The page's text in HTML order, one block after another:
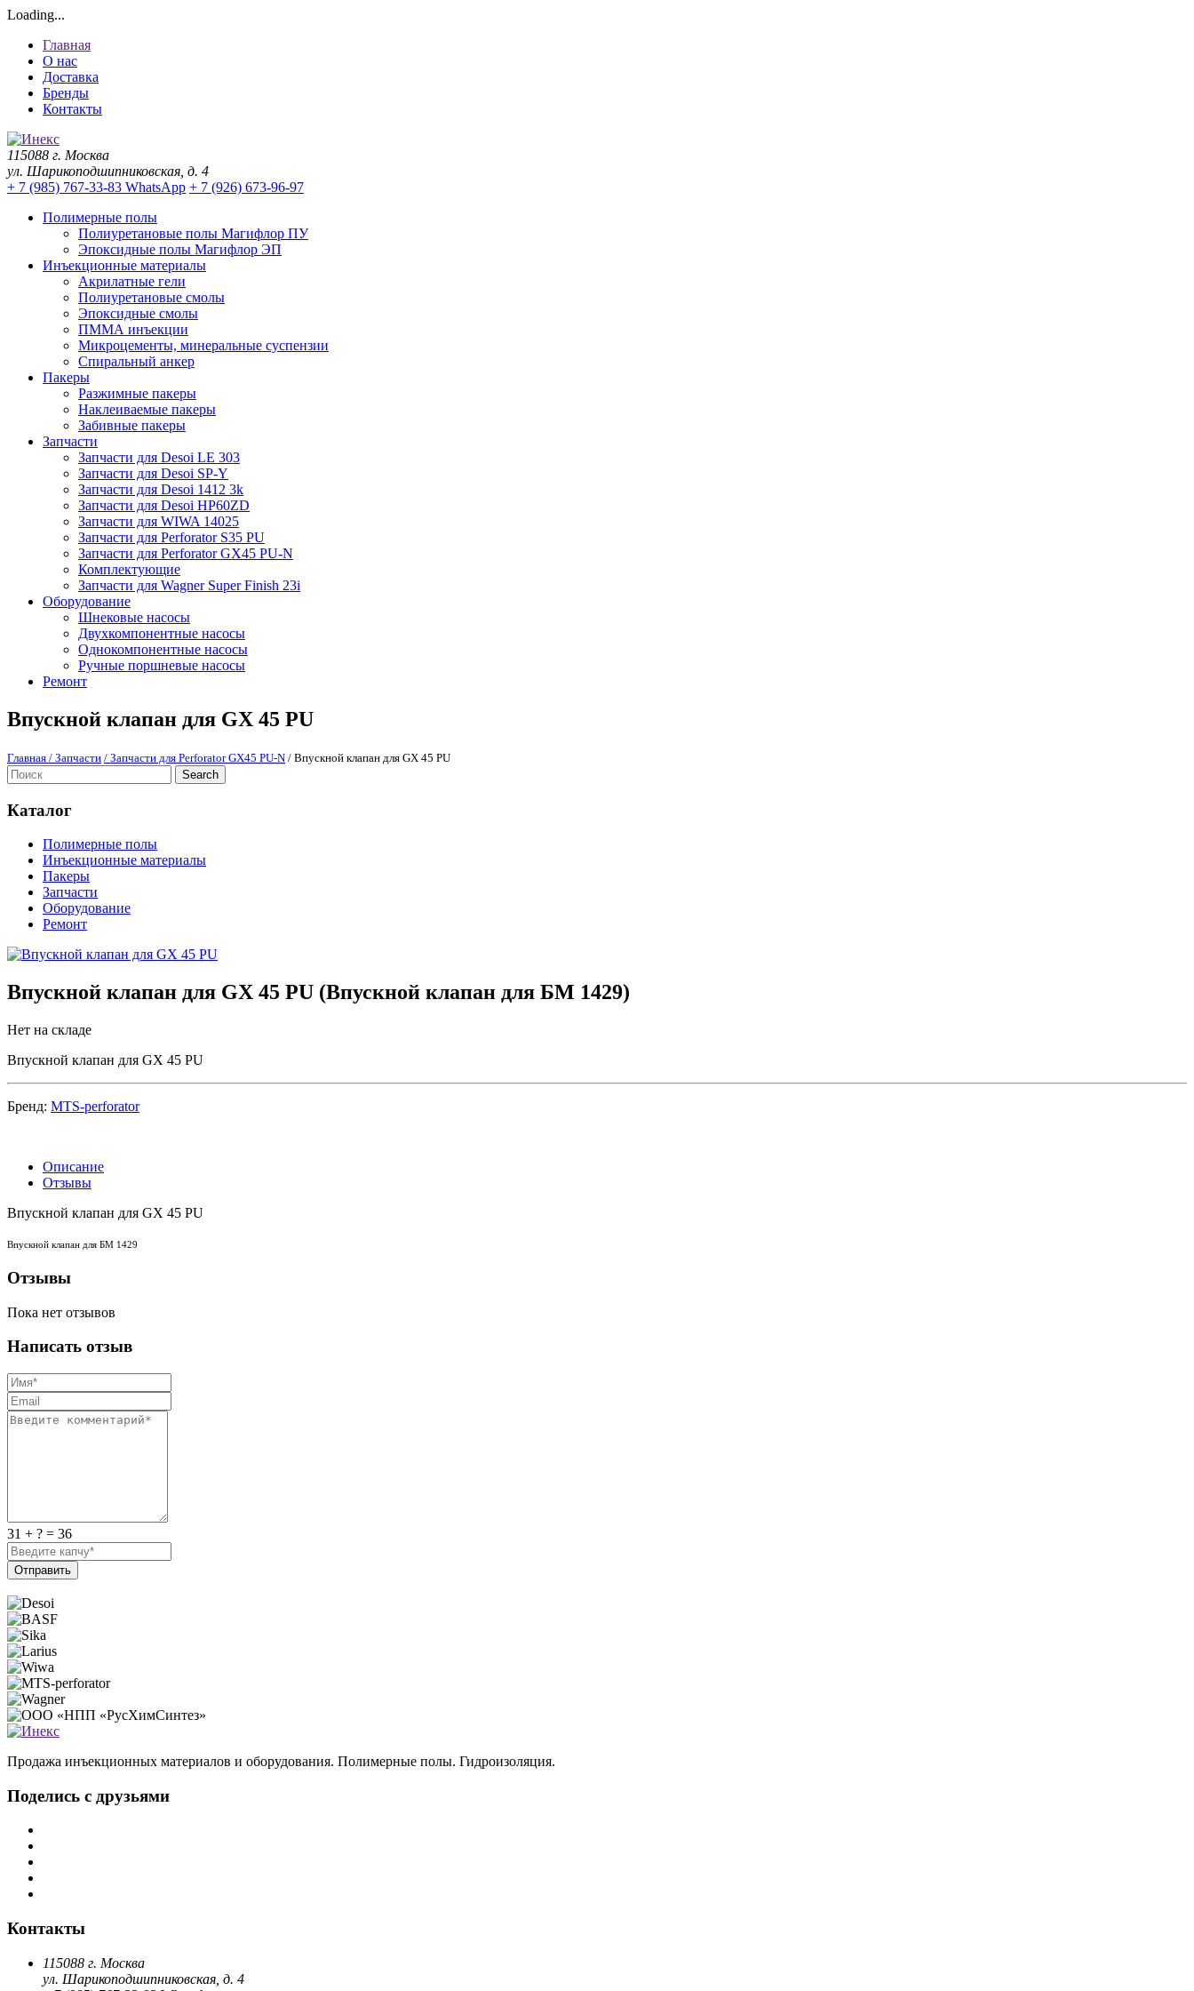
Loading...
Главная
О нас
Доставка
Бренды
Контакты
115088 г. Москва
ул. Шарикоподшипниковская, д. 4
+ 7 (985) 767-33-83 WhatsApp + 7 (926) 673-96-97
Полимерные полы
Полиуретановые полы Магифлор ПУ
Эпоксидные полы Магифлор ЭП
Инъекционные материалы
Акрилатные гели
Полиуретановые смолы
Эпоксидные смолы
ПММА инъекции
Микроцементы, минеральные суспензии
Спиральный анкер
Пакеры
Разжимные пакеры
Наклеиваемые пакеры
Забивные пакеры
Запчасти
Запчасти для Desoi LE 303
Запчасти для Desoi SP-Y
Запчасти для Desoi 1412 3k
Запчасти для Desoi HP60ZD
Запчасти для WIWA 14025
Запчасти для Perforator S35 PU
Запчасти для Perforator GX45 PU-N
Комплектующие
Запчасти для Wagner Super Finish 23i
Оборудование
Шнековые насосы
Двухкомпонентные насосы
Однокомпонентные насосы
Ручные поршневые насосы
Ремонт
Впускной клапан для GX 45 PU
Главная / Запчасти / Запчасти для Perforator GX45 PU-N / Впускной клапан для GX 45 PU
Каталог
Полимерные полы
Инъекционные материалы
Пакеры
Запчасти
Оборудование
Ремонт
Впускной клапан для GX 45 PU (Впускной клапан для БМ 1429)
Нет на складе
Впускной клапан для GX 45 PU
Бренд: MTS-perforator
Описание
Отзывы
Впускной клапан для GX 45 PU
Впускной клапан для БМ 1429
Отзывы
Пока нет отзывов
Написать отзыв
31 + ? = 36
Отправить
Продажа инъекционных материалов и оборудования. Полимерные полы. Гидроизоляция.
Поделись с друзьями
Контакты
115088 г. Москва
ул. Шарикоподшипниковская, д. 4